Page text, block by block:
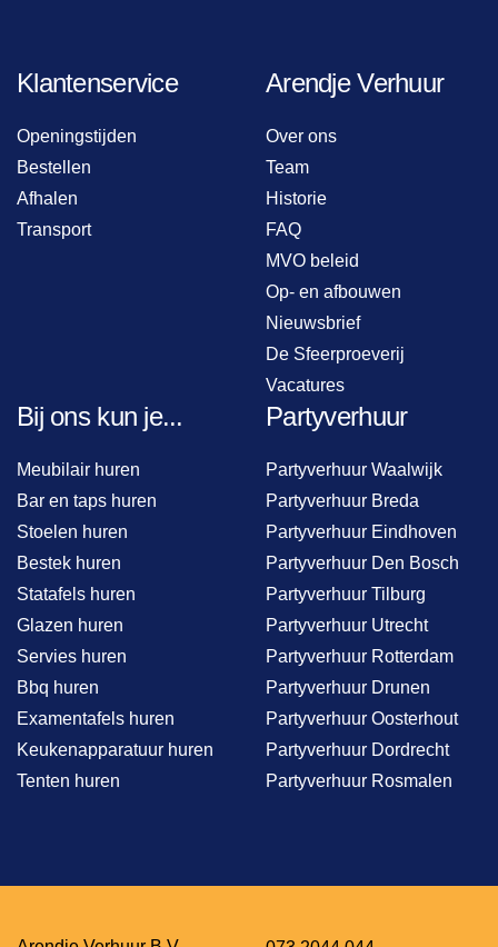
Klantenservice
Openingstijden
Bestellen
Afhalen
Transport
Arendje Verhuur
Over ons
Team
Historie
FAQ
MVO beleid
Op- en afbouwen
Nieuwsbrief
De Sfeerproeverij
Vacatures
Bij ons kun je...
Meubilair huren
Bar en taps huren
Stoelen huren
Bestek huren
Statafels huren
Glazen huren
Servies huren
Bbq huren
Examentafels huren
Keukenapparatuur huren
Tenten huren
Partyverhuur
Partyverhuur Waalwijk
Partyverhuur Breda
Partyverhuur Eindhoven
Partyverhuur Den Bosch
Partyverhuur Tilburg
Partyverhuur Utrecht
Partyverhuur Rotterdam
Partyverhuur Drunen
Partyverhuur Oosterhout
Partyverhuur Dordrecht
Partyverhuur Rosmalen